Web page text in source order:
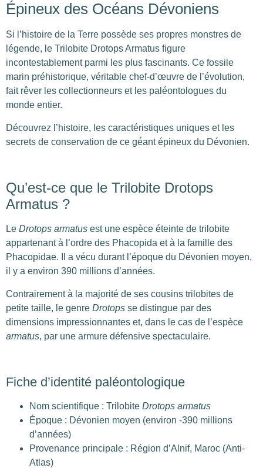
Épineux des Océans Dévoniens
Si l’histoire de la Terre possède ses propres monstres de
légende, le Trilobite Drotops Armatus figure
incontestablement parmi les plus fascinants. Ce fossile
marin préhistorique, véritable chef-d’œuvre de l’évolution,
fait rêver les collectionneurs et les paléontologues du
monde entier.
Découvrez l’histoire, les caractéristiques uniques et les
secrets de conservation de ce géant épineux du Dévonien.
Qu’est-ce que le Trilobite Drotops
Armatus ?
Le Drotops armatus est une espèce éteinte de trilobite
appartenant à l’ordre des Phacopida et à la famille des
Phacopidae. Il a vécu durant l’époque du Dévonien moyen,
il y a environ 390 millions d’années.
Contrairement à la majorité de ses cousins trilobites de
petite taille, le genre Drotops se distingue par des
dimensions impressionnantes et, dans le cas de l’espèce
armatus, par une armure défensive spectaculaire.
Fiche d’identité paléontologique
Nom scientifique : Trilobite Drotops armatus
Époque : Dévonien moyen (environ -390 millions
d’années)
Provenance principale : Région d’Alnif, Maroc (Anti-
Atlas)